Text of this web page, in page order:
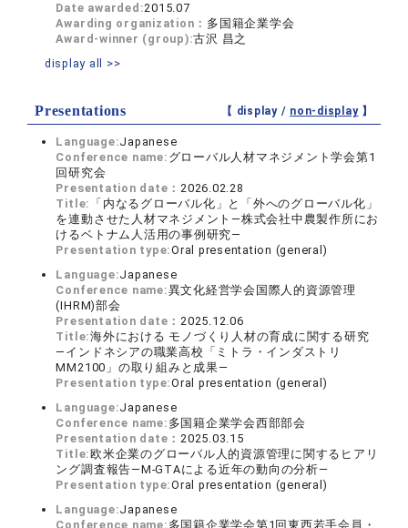
Date awarded:2015.07
Awarding organization： 多国籍企業学会
Award-winner (group):古沢 昌之
display all >>
Presentations 【 display / non-display】
Language:Japanese
Conference name: グローバル人材マネジメント学会第1
回研究会
Presentation date：2026.02.28
Title: 「内なるグローバル化」と「外へのグローバル化」
を連動させた人材マネジメント―株式会社中農製作所にお
けるベトナム人活用の事例研究―
Presentation type:Oral presentation (general)
Language:Japanese
Conference name:異文化経営学会国際人的資源管理
(IHRM)部会
Presentation date：2025.12.06
Title:海外における モノづくり人材の育成に関する研究
―インドネシアの職業高校「ミトラ・インダストリ
MM2100」の取り組みと成果―
Presentation type:Oral presentation (general)
Language:Japanese
Conference name: 多国籍企業学会西部部会
Presentation date：2025.03.15
Title:欧米企業のグローバル人的資源管理に関するヒアリ
ング調査報告―M-GTAによる近年の動向の分析―
Presentation type:Oral presentation (general)
Language:Japanese
Conference name: 多国籍企業学会第1回東西若手会員・